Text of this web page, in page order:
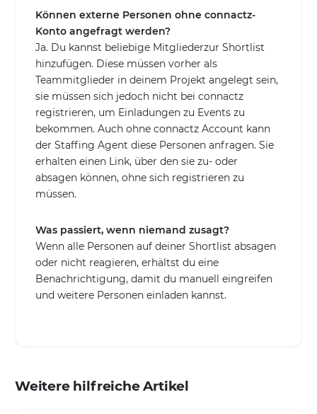
Können externe Personen ohne connactz-
Konto angefragt werden?
Ja. Du kannst beliebige Mitgliederzur Shortlist
hinzufügen. Diese müssen vorher als
Teammitglieder in deinem Projekt angelegt sein,
sie müssen sich jedoch nicht bei connactz
registrieren, um Einladungen zu Events zu
bekommen. Auch ohne connactz Account kann
der Staffing Agent diese Personen anfragen. Sie
erhalten einen Link, über den sie zu- oder
absagen können, ohne sich registrieren zu
müssen.
Was passiert, wenn niemand zusagt?
Wenn alle Personen auf deiner Shortlist absagen
oder nicht reagieren, erhältst du eine
Benachrichtigung, damit du manuell eingreifen
und weitere Personen einladen kannst.
Weitere hilfreiche Artikel